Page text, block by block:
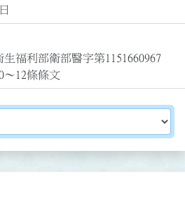
福利部衛部醫字第1151660967
～12條條文